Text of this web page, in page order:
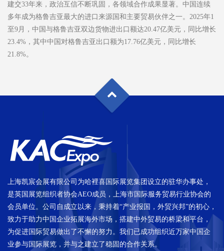
建交33年来，政治互信不断巩固，各领域合作成果显著。中国连续
多年成为格鲁吉亚最大的进口来源国和主要贸易伙伴之一。2025年1
至9月，中国与格鲁吉亚双边货物进出口额达20.47亿美元，同比增长
23.4%，其中中国对格鲁吉亚出口额为17.76亿美元，同比增长
21.8%。
上海凯宸会展有限公司为哈裡喜国际展览集团设立的驻华办事处，
是英国展览组织者协会AEO成员，上海市国际服务贸易行业协会的
会员单位。公司自成立以来，秉持着“产业报国，外贸兴邦”的初心，
致力于助力中国企业拓展海外市场，搭建中外贸易的桥梁和平台，
为促进国际贸易做出了不懈的努力。我们已成功组织近万家中国企
业参与国际展览，并与之建立了稳固的合作关系。